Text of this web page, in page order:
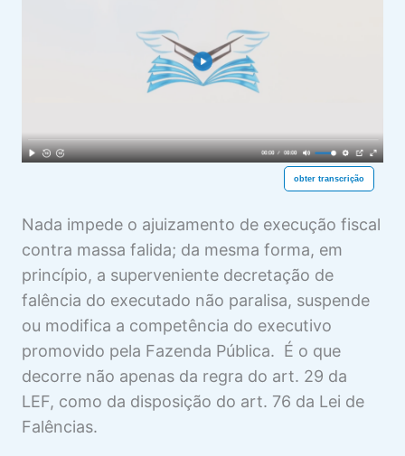
CITAÇÃO NA EF
GARANTIA DA DÍVIDA NA EF
8 aulas
EXECUÇÃO POR CARTA
ALIENAÇÃO ANTECIPADA NA EF
LEILÃO NA EF
4 aulas
ADJUDICAÇÃO NA EF
1 aula
INTIMAÇÃO DA FAZENDA PÚBLICA
NA EF
1 aula
DESISTÊNCIA E SUCUMBÊNCIA NA
obter transcrição
Nada impede o ajuizamento de execução fiscal
contra massa falida; da mesma forma, em
princípio, a superveniente decretação de
falência do executado não paralisa, suspende
ou modifica a competência do executivo
promovido pela Fazenda Pública. É o que
decorre não apenas da regra do art. 29 da
LEF, como da disposição do art. 76 da Lei de
Falências.